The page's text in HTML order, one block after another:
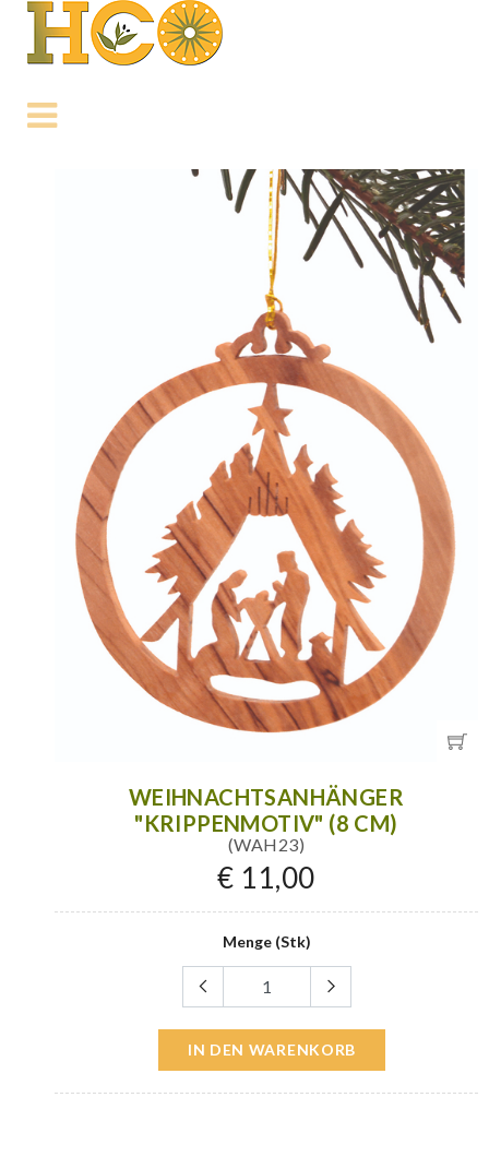
WEIHNACHTSANHÄNGER
"KRIPPENMOTIV" (8 CM)
(WAH23)
€ 11,00
Menge (Stk)
IN DEN WARENKORB